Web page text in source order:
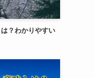
は？わかりやすい